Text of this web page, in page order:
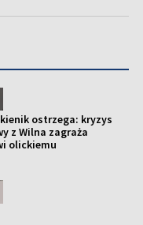
ostrzega: kryzys
z Wilna zagraża
olickiemu